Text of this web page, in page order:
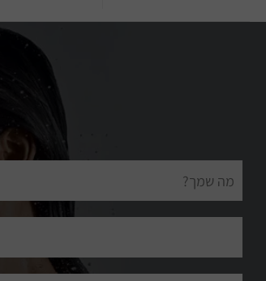
מלא